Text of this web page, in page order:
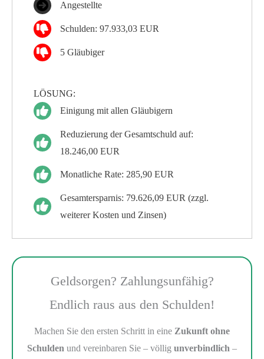
Angestellte
Schulden: 97.933,03 EUR
5 Gläubiger
LÖSUNG:
Einigung mit allen Gläubigern
Reduzierung der Gesamtschuld auf:
18.246,00 EUR
Monatliche Rate: 285,90 EUR
Gesamtersparnis: 79.626,09 EUR (zzgl.
weiterer Kosten und Zinsen)
Geldsorgen? Zahlungsunfähig?
Endlich raus aus den Schulden!
Machen Sie den ersten Schritt in eine Zukunft ohne
Schulden und vereinbaren Sie – völlig unverbindlich –